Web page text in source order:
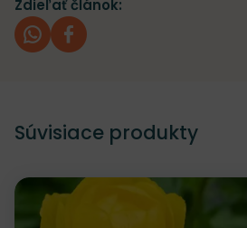
Zdieľať článok:
whatsapp
facebook
Súvisiace produkty